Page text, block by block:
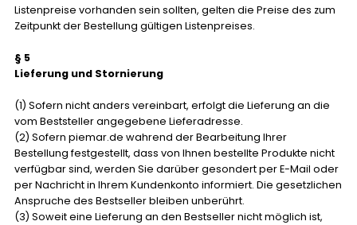
Listenpreise vorhanden sein sollten, gelten die Preise des zum
Zeitpunkt der Bestellung gültigen Listenpreises.
§ 5
Lieferung und Stornierung
(1) Sofern nicht anders vereinbart, erfolgt die Lieferung an die
vom Beststeller angegebene Lieferadresse.
(2) Sofern piemar.de wahrend der Bearbeitung Ihrer
Bestellung festgestellt, dass von Ihnen bestellte Produkte nicht
verfügbar sind, werden Sie darüber gesondert per E-Mail oder
per Nachricht in Ihrem Kundenkonto informiert. Die gesetzlichen
Anspruche des Bestseller bleiben unberührt.
(3) Soweit eine Lieferung an den Bestseller nicht möglich ist,